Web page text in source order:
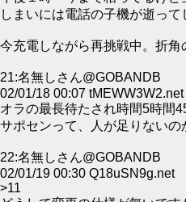
しまいには電話の子機が逝って
今充電しながら再挑戦中。折
21:名無しさん@GOBANDB
02/01/18 00:07 tMEWW3W2.net
オラの最長待たされ時間5時間
サポセンって、人が足りないの
22:名無しさん@GOBANDB
02/01/19 00:30 Q18uSN9g.net
>11